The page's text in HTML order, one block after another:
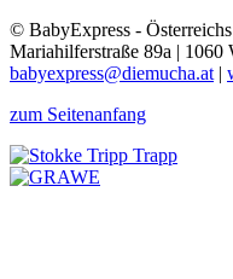
© BabyExpress -
Mariahilferstraße 89a | 1060
babyexpress@diemucha.at |
zum Seitenanfang